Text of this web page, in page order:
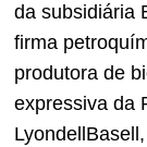
da subsidiária
firma
produtora de
expressiva da